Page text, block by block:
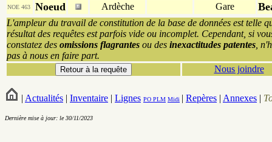
NOE 463 Noeud Ardèche Gare
L'ampleur du travail de constitution de la base de données est telle
résultat des requêtes est parfois vide ou incomplet. Cependant, si
constatez des omissions flagrantes ou des inexactitudes patentes ,
pas à nous en faire part.
Nous joindre
| Actualités | Inventaire | Lignes PO PLM Midi | Repères | Annexes |
Dernière mise à jour: le 30/11/2023